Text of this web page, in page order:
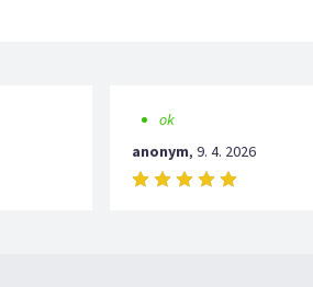
ok
anonym, 9. 4. 2026